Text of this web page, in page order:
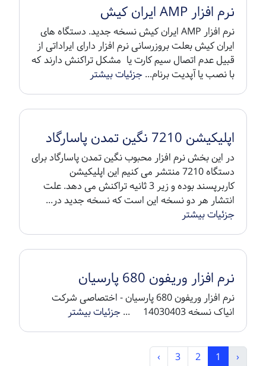
نرم افزار AMP ایران کیش
نرم افزار AMP ایران کیش نسخه جدید. دستگاه های
ایران کیش بعلت بروزرسانی نرم افزار دارای ایراداتی از
قبیل عدم اتصال سیم کارت یا مشکل تراکنش دارند که
با نصب یا آپدیت برنام...جزئیات بیشتر
اپلیکیشن 7210 نگین تمدن پاسارگاد
در این بخش نرم افزار محبوب نگین تمدن پاسارگاد برای
دستگاه 7210 منتشر می کنیم این اپلیکیشن
کاربرپسند بوده و زیر 3 ثانیه تراکنش می دهد. علت
انتشار هر دو نسخه این است که نسخه جدید در...
جزئیات بیشتر
نرم افزار وریفون 680 پارسیان
نرم افزار وریفون 680 پارسیان - اختصاصی شرکت
انیاک نسخه 14030403 ...
جزئیات بیشتر
‹
1
2
3
›